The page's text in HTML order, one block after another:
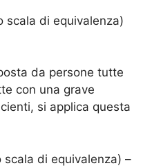
scala di equivalenza)
da persone tutte
con una grave
si applica questa
di equivalenza) –